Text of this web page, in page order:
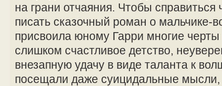
на грани отчаяния. Чтобы
писать сказочный роман о мальчике-
присвоила юному Гарри многие
слишком счастливое детство,
внезапную удачу в виде таланта к
посещали даже суицидальные мысли,